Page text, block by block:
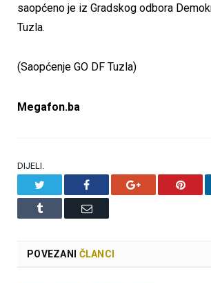
saopćeno je iz Gradskog odbora
Tuzla.
(Saopćenje GO DF Tuzla)
Megafon.ba
DIJELI.
Facebook Google+
Tumblr Email
POVEZANI ČLANCI